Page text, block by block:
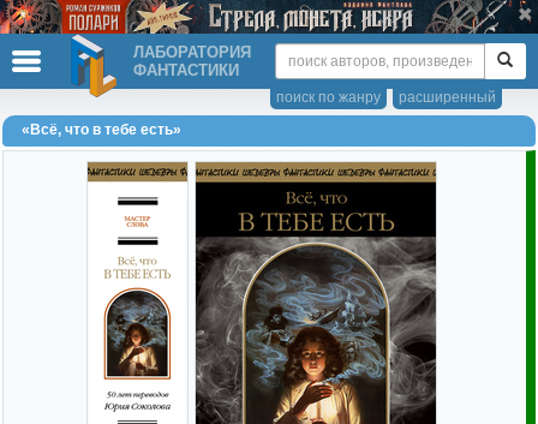
ЛАБОРАТОРИЯ
ФАНТАСТИКИ
расширенный
поиск по жанру
«Всё, что в тебе есть»